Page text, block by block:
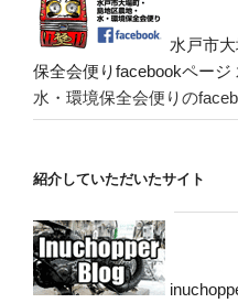
水戸市
保全会便りfacebookページ
水・環境保全会便りの
紹介していただいたサイト